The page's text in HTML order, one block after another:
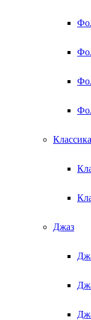
Классика
Джаз